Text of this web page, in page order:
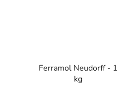
Ferramol Neudorff - 1
kg